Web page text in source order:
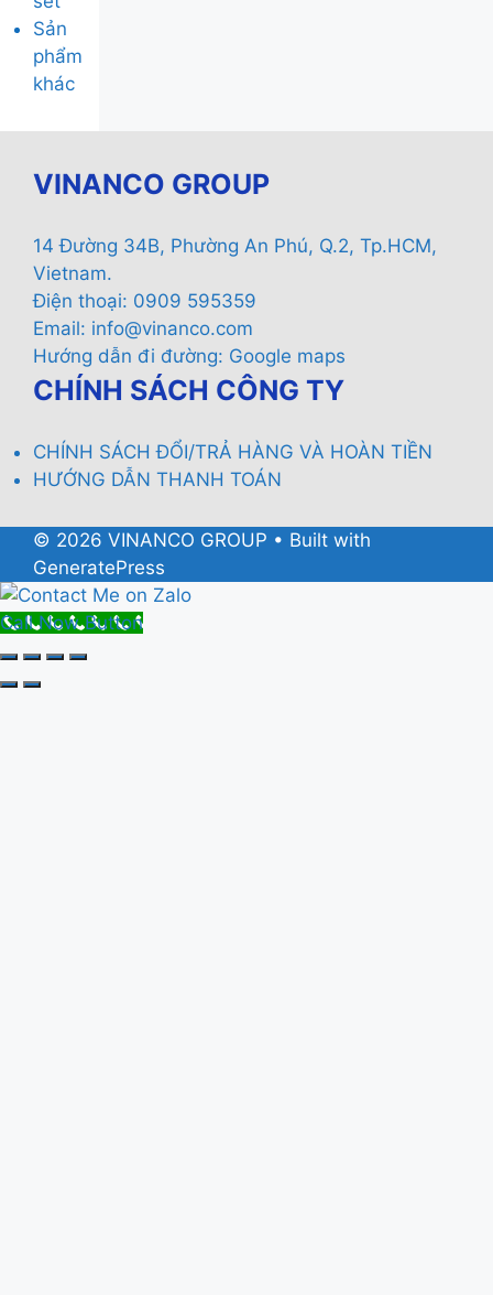
Sản
phẩm
khác
VINANCO GROUP
14 Đường 34B, Phường An Phú, Q.2, Tp.HCM,
Vietnam.
Điện thoại: 0909 595359
Email: info@vinanco.com
Hướng dẫn đi đường: Google maps
CHÍNH SÁCH CÔNG TY
CHÍNH SÁCH ĐỔI/TRẢ HÀNG VÀ HOÀN TIỀN
HƯỚNG DẪN THANH TOÁN
© 2026 VINANCO GROUP • Built with
GeneratePress
Call Now Button